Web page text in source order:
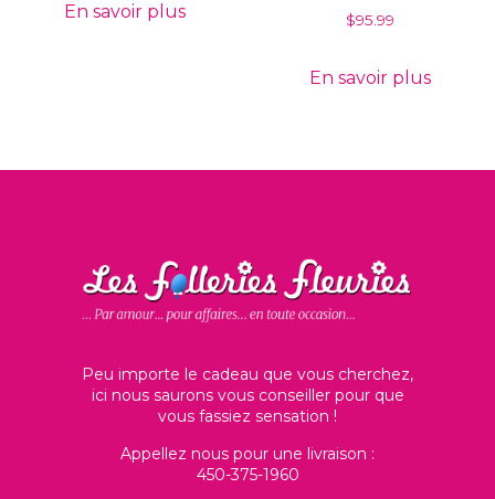
En savoir plus $95.99
En savoir plus
Peu importe le cadeau que vous cherchez,
ici nous saurons vous conseiller pour que
vous fassiez sensation !
Appellez nous pour une livraison :
450-375-1960